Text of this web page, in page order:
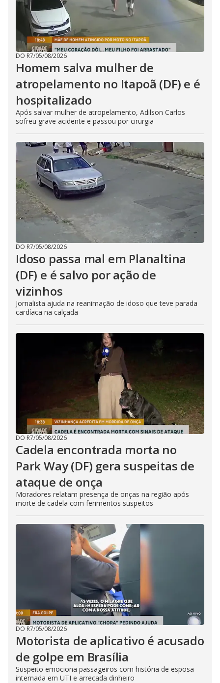
DO R7/05/08/2026
Homem salva mulher de
atropelamento no Itapoã (DF) e é
hospitalizado
Após salvar mulher de atropelamento, Adilson Carlos
sofreu grave acidente e passou por cirurgia
DO R7/05/08/2026
Idoso passa mal em Planaltina
(DF) e é salvo por ação de
vizinhos
Jornalista ajuda na reanimação de idoso que teve parada
cardíaca na calçada
DO R7/05/08/2026
Cadela encontrada morta no
Park Way (DF) gera suspeitas de
ataque de onça
Moradores relatam presença de onças na região após
morte de cadela com ferimentos suspeitos
DO R7/05/08/2026
Motorista de aplicativo é acusado
de golpe em Brasília
Suspeito emociona passageiros com história de esposa
internada em UTI e arrecada dinheiro